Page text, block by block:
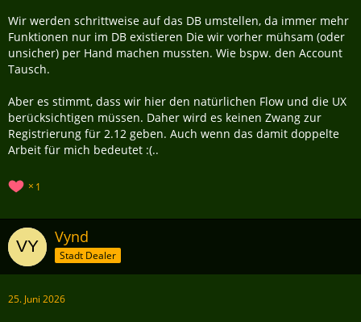
Wir werden schrittweise auf das DB umstellen, da immer mehr
Funktionen nur im DB existieren Die wir vorher mühsam (oder
unsicher) per Hand machen mussten. Wie bspw. den Account
Tausch.
Aber es stimmt, dass wir hier den natürlichen Flow und die UX
berücksichtigen müssen. Daher wird es keinen Zwang zur
Registrierung für 2.12 geben. Auch wenn das damit doppelte
Arbeit für mich bedeutet :(..
1
Vynd
Stadt Dealer
25. Juni 2026